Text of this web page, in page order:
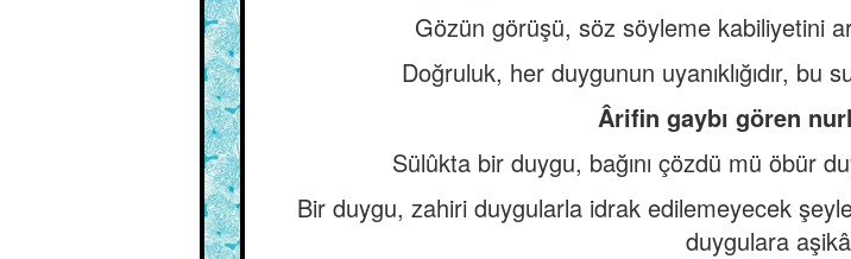
Gözün görüşü, söz söyleme kabiliyetini
Doğruluk, her duygunun uyanıklığıdır,
Ârifin gaybı gören
Sülûkta bir duygu, bağını çözdü mü öbür
Bir duygu, zahiri duygularla idrak edilemeyecek
duygulara